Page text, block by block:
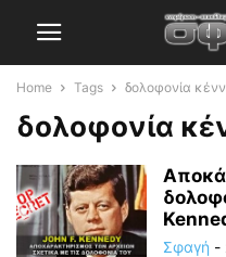
Home Tags δολοφονία
δολοφονία
Σφαγή -